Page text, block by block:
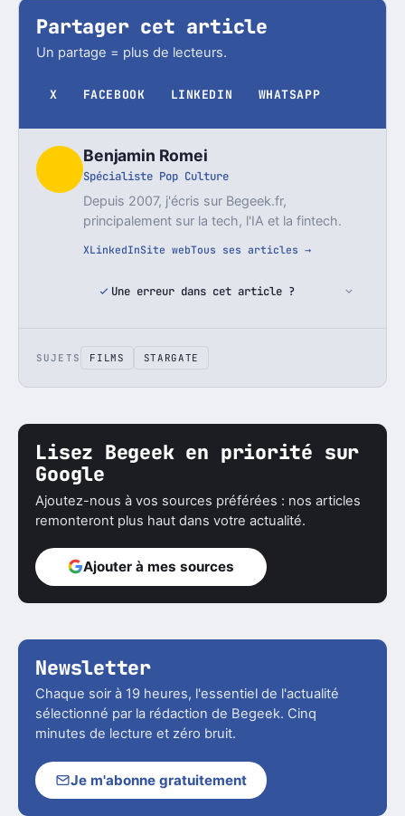
Partager cet article
Un partage = plus de lecteurs.
X FACEBOOK LINKEDIN WHATSAPP
Benjamin Romei
Spécialiste Pop Culture
Depuis 2007, j'écris sur Begeek.fr,
principalement sur la tech, l'IA et la fintech.
XLinkedInSite webTous ses articles →
Une erreur dans cet article ?
SUJETS FILMS STARGATE
Lisez Begeek en priorité sur
Google
Ajoutez-nous à vos sources préférées : nos articles
remonteront plus haut dans votre actualité.
Ajouter à mes sources
Newsletter
Chaque soir à 19 heures, l'essentiel de l'actualité
sélectionné par la rédaction de Begeek. Cinq
minutes de lecture et zéro bruit.
Je m'abonne gratuitement